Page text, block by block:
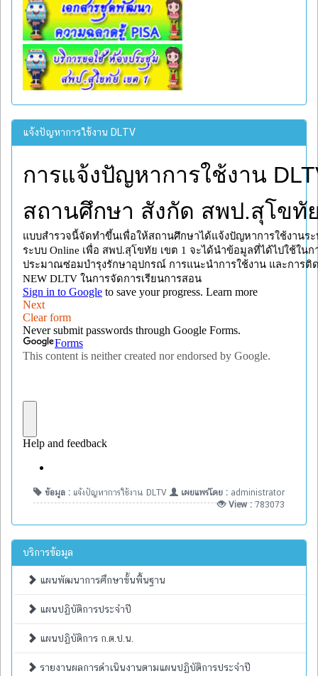
แจ้งปัญหาการใช้งาน DLTV
ข้อมูล : แจ้งปัญหาการใช้งาน DLTV เผยแพร่โดย : administrator
View :783073
บริการข้อมูล
แผนพัฒนาการศึกษาขั้นพื้นฐาน
แผนปฏิบัติการประจำปี
แผนปฏิบัติการ ก.ต.ป.น.
รายงานผลการดำเนินงานตามแผนปฏิบัติการประจำปี